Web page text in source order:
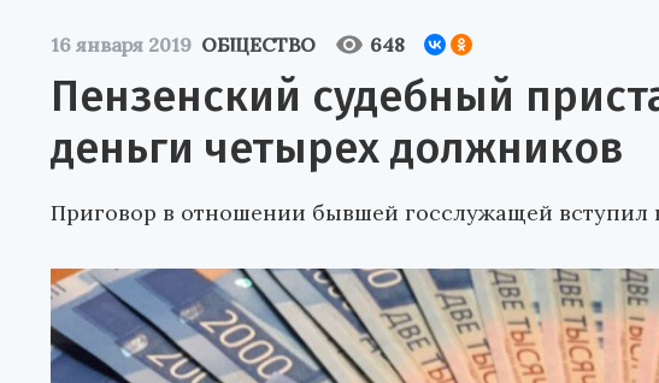
16 января 2019 ОБЩЕСТВО 648
Пензенский судебный
деньги четырех должников
Приговор в отношении бывшей госслужащей вступил